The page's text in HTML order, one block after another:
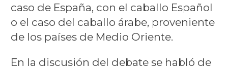
caso de España, con el caballo Español
o el caso del caballo árabe, proveniente
de los países de Medio Oriente.
En la discusión del debate se habló de